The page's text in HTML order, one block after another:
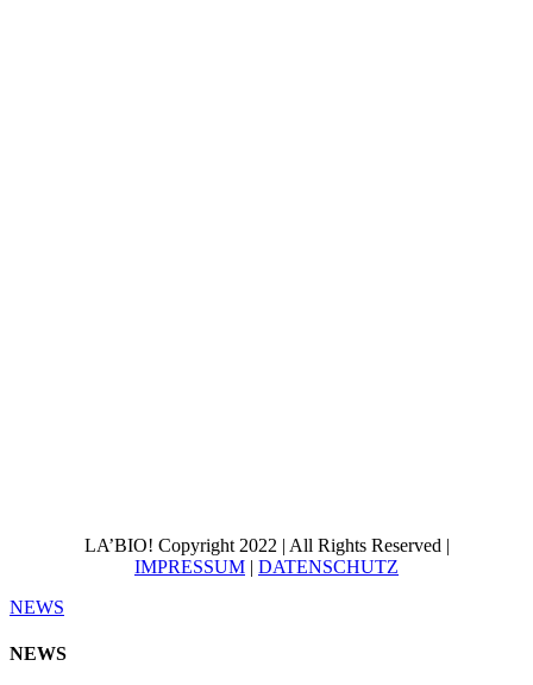
LA’BIO! Copyright 2022 | All Rights Reserved |
IMPRESSUM | DATENSCHUTZ
NEWS
NEWS